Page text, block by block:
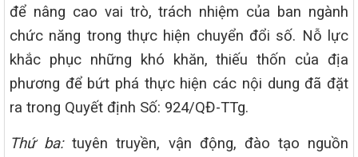
để nâng cao vai trò, trách nhiệm của ban ngành
chức năng trong thực hiện chuyển đổi số. Nỗ lực
khắc phục những khó khăn, thiếu thốn của địa
phương để bứt phá thực hiện các nội dung đã đặt
ra trong Quyết định Số: 924/QĐ-TTg.
Thứ ba:tuyên truyền, vận động, đào tạo nguồn